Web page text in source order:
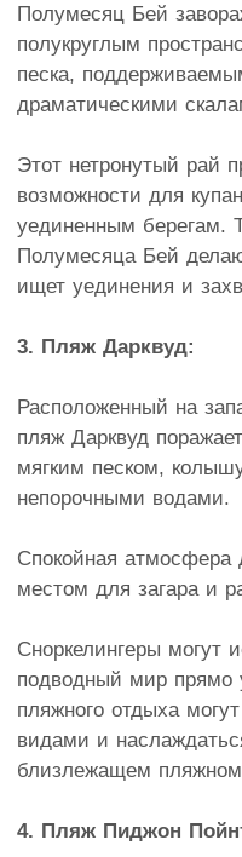
Полумесяц Бей
полукруглым
песка,
драматическими
Этот нетронутый рай
возможности для
уединенным берегам.
Полумесяца Бей
ищет уединения и
3. Пляж Дарквуд:
Расположенный на
пляж Дарквуд
мягким песком,
непорочными водами.
Спокойная атмосфера
местом для загара и
Сноркелингеры могут
подводный мир прямо
пляжного отдыха
видами и
близлежащем
4. Пляж Пиджон